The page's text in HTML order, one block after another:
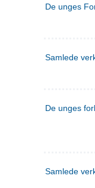
De unges
Samlede
De unges
Samlede